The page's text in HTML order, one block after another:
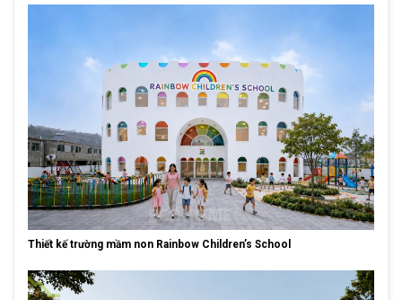
Thiết kế trường mầm non Rainbow Children’s School